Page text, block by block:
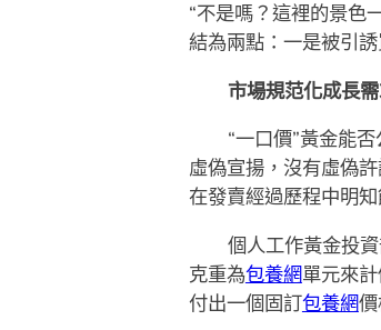
“不是嗎？這裡的景色
結為兩點：一是被引
市場規范化成長
“一口價”黃金能
虛偽宣揚，沒有虛偽
在發賣經過歷程中明
個人工作黃金投
克重為包養網單元來
付出一個固訂包養網